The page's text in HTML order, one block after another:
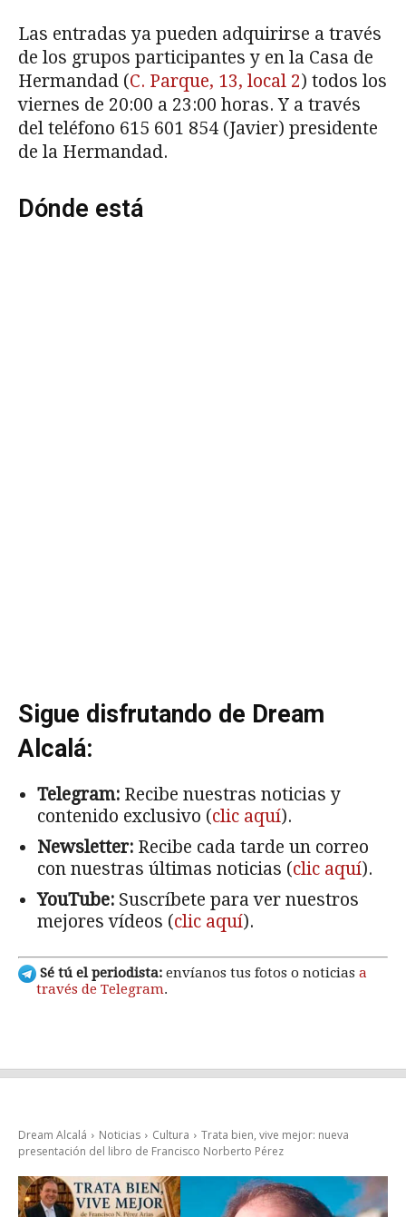
Las entradas ya pueden adquirirse a través
de los grupos participantes y en la Casa de
Hermandad (C. Parque, 13, local 2) todos los
viernes de 20:00 a 23:00 horas. Y a través
del teléfono 615 601 854 (Javier) presidente
de la Hermandad.
Dónde está
Sigue disfrutando de Dream
Alcalá:
Telegram: Recibe nuestras noticias y
contenido exclusivo (clic aquí).
Newsletter: Recibe cada tarde un correo
con nuestras últimas noticias (clic aquí).
YouTube: Suscríbete para ver nuestros
mejores vídeos (clic aquí).
Sé tú el periodista: envíanos tus fotos o noticias a
través de Telegram.